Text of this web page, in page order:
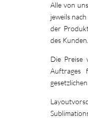
Alle von
jeweils
der
des Kunden.
Die Preise
Auftrages